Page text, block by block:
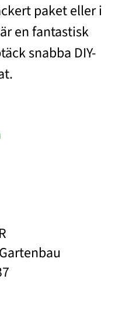
paket eller i
en fantastisk
snabba DIY-